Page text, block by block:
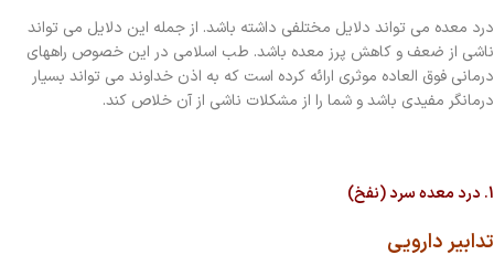
درد معده می تواند دلایل مختلفی داشته باشد. از جمله این دلایل می تواند
ناشی از ضعف و کاهش پرز معده باشد. طب اسلامی در این خصوص راههای
درمانی فوق العاده موثری ارائه کرده است که به اذن خداوند می تواند بسیار
درمانگر مفیدی باشد و شما را از مشکلات ناشی از آن خلاص کند.
1. درد معده سرد (نفخ)
تدابیر دارویی